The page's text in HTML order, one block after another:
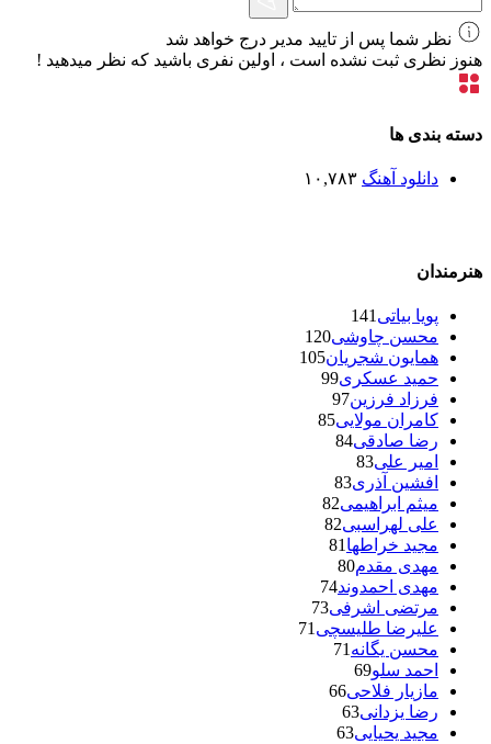
نظر شما پس از تایید مدیر درج خواهد شد
هنوز نظری ثبت نشده است ، اولین نفری باشید که نظر میدهید !
دسته بندی ها
دانلود آهنگ ۱۰,۷۸۳
هنرمندان
پویا بیاتی 141
محسن چاوشی120
همایون شجریان105
حمید عسکری99
فرزاد فرزین97
کامران مولایی85
رضا صادقی84
امیر علی83
افشین آذری83
میثم ابراهیمی82
علی لهراسبی82
مجید خراطها 81
مهدی مقدم80
مهدی احمدوند74
مرتضی اشرفی73
علیرضا طلیسچی 71
محسن یگانه 71
احمد سلو69
مازیار فلاحی66
رضا یزدانی63
مجید یحیایی63